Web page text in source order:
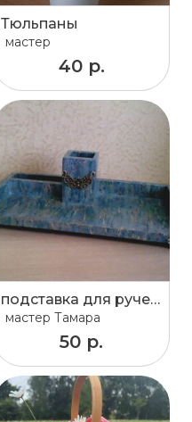
Тюльпаны
мастер
40 р.
подставка для ручек карандашей
мастер Тамара
50 р.